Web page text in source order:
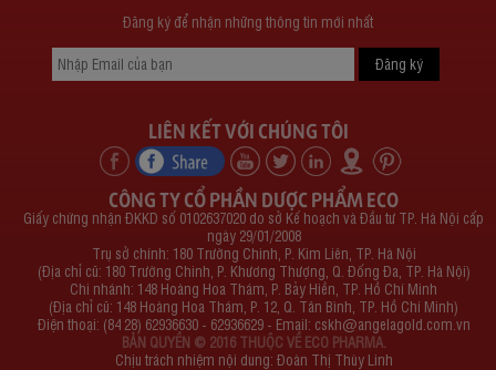
Đăng ký để nhận những thông tin mới nhất
LIÊN KẾT VỚI CHÚNG TÔI
CÔNG TY CỔ PHẦN DƯỢC PHẨM ECO
Giấy chứng nhận ĐKKD số 0102637020 do sở Kế hoạch và Đầu tư TP. Hà Nội cấp
ngày 29/01/2008
Trụ sở chính: 180 Trường Chinh, P. Kim Liên, TP. Hà Nội
(Địa chỉ cũ: 180 Trường Chinh, P. Khương Thượng, Q. Đống Đa, TP. Hà Nội)
Chi nhánh: 148 Hoàng Hoa Thám, P. Bảy Hiền, TP. Hồ Chí Minh
(Địa chỉ cũ: 148 Hoàng Hoa Thám, P. 12, Q. Tân Bình, TP. Hồ Chí Minh)
Điện thoại: (84 28) 62936630 - 62936629 - Email: cskh@angelagold.com.vn
BẢN QUYỀN © 2016 THUỘC VỀ ECO PHARMA.
Chịu trách nhiệm nội dung: Đoàn Thị Thùy Linh